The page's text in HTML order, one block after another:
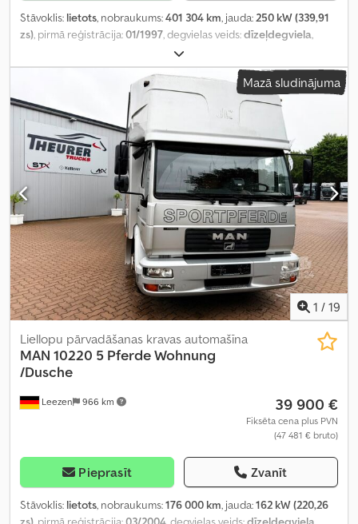
Stāvoklis: lietots, nobraukums:401 304 km, jauda:250 kW (339,91
zs), pirmā reģistrācija:01/1997, degvielas veids:dīzeļdegviela,
, asu konfigurācija:
pārnesuma veids:mehānisks, emisijas klase:euro2, kopējais
, krautuves garums: 4 770 mm, Ražošanas gads:
1997
ABS, gaisa kondicionēšana, stāvvietas sildītājs
Mazā sludinājuma
1 / 19
Leezen 966 km
Liellopu pārvadāšanas kravas automašīna
MAN 10220 5 Pferde Wohnung
/Dusche
39 900 €
Fiksēta cena plus PVN
(47 481 € bruto)
Pieprasīt Zvanīt
Stāvoklis: lietots, nobraukums:176 000 km, jauda:162 kW (220,26